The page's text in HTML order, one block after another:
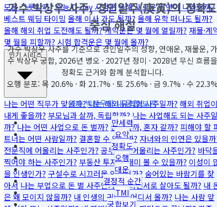
모을 그릇일까?수능 D-day 시험운올해 새로운 인연이 나타날까?
베스트 웨딩 타이밍 올해 이사 가도 될까? 올해 유학 떠나도 될까?
올해 해외 취업 도전해도 될까?계약운은 몇 월에 열릴까? 재물·계
몇 월을 피할까? 시험 합격운은 몇 월에 올까?
인기 시리즈
나는 어떤 직무가 맞을까?나는 해외 유학형 사주일까? 해외 취업
내게 좋을까? 부모님과 살까, 독립할까?나는 사업해도 되는 사주
까? 나는 어떤 사업으로 돈 벌까? 동업할까, 혼자 갈까? 피해야 할
트너는 어떤 사람일까? 결혼할 수 있을까? 자녀와의 인연은 있을
전문직에 어울리는 사주인가? 공무원에 어울리는 사주인가? 바닥
찍어야 하는 사주인가? 부동산 투자로 재미 볼 수 있을까? 이성이
을 인생인가? 구설수로 시끄러울 인생인가? 숨어있는 바람기를 찾
아서 나는 부업으로 돈 벌 사주인가?프리랜서로 살아도 될까? 내
은 왜 모이지 않을까? 내 인생의 귀인은 어디서 올까? 나는 사람 앞
가수 박상우 사주, 경인일주(庚寅)의 정확도
중심 해설
가수 박상우 사주를 기준으로 경인일주의 성향, 연애운, 재물운, 가
수 박상우 궁합, 2026년 병오 · 2027년 정미 · 2028년 무신 흐름을
정확도 근거와 함께 분석합니다.
오행 분포: 목 20.6% · 화 21.7% · 토 25.6% · 금 9.7% · 수
가수 박상우와 내 궁합 보기
만세력
요약
정확도
오행
대운
결정적 순간
TMI
궁합보기